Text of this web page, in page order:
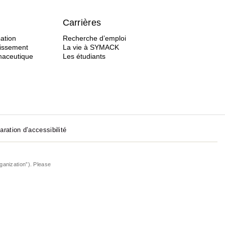
Carrières
Recherche d’emploi
La vie à SYMACK
Les étudiants
d’accessibilité
Please